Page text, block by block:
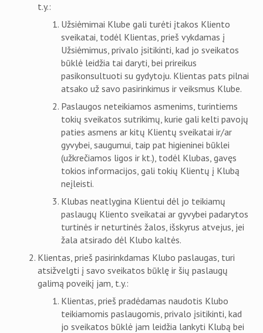
t.y.:
Užsiėmimai Klube gali turėti įtakos Kliento
sveikatai, todėl Klientas, prieš vykdamas į
Užsiėmimus, privalo įsitikinti, kad jo sveikatos
būklė leidžia tai daryti, bei prireikus
pasikonsultuoti su gydytoju. Klientas pats pilnai
atsako už savo pasirinkimus ir veiksmus Klube.
Paslaugos neteikiamos asmenims, turintiems
tokių sveikatos sutrikimų, kurie gali kelti pavojų
paties asmens ar kitų Klientų sveikatai ir/ar
gyvybei, saugumui, taip pat higieninei būklei
(užkrečiamos ligos ir kt.), todėl Klubas, gavęs
tokios informacijos, gali tokių Klientų į Klubą
neįleisti.
Klubas neatlygina Klientui dėl jo teikiamų
paslaugų Kliento sveikatai ar gyvybei padarytos
turtinės ir neturtinės žalos, išskyrus atvejus, jei
žala atsirado dėl Klubo kaltės.
Klientas, prieš pasirinkdamas Klubo paslaugas, turi
atsižvelgti į savo sveikatos būklę ir šių paslaugų
galimą poveikį jam, t.y.:
Klientas, prieš pradėdamas naudotis Klubo
teikiamomis paslaugomis, privalo įsitikinti, kad
jo sveikatos būklė jam leidžia lankyti Klubą bei